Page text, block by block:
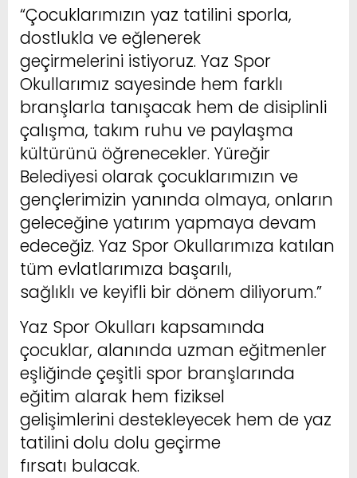
“Çocuklarımızın yaz tatilini sporla,
dostlukla ve eğlenerek
geçirmelerini istiyoruz. Yaz Spor
Okullarımız sayesinde hem farklı
branşlarla tanışacak hem de disiplinli
çalışma, takım ruhu ve paylaşma
kültürünü öğrenecekler. Yüreğir
Belediyesi olarak çocuklarımızın ve
gençlerimizin yanında olmaya, onların
geleceğine yatırım yapmaya devam
edeceğiz. Yaz Spor Okullarımıza katılan
tüm evlatlarımıza başarılı,
sağlıklı ve keyifli bir dönem diliyorum.”
Yaz Spor Okulları kapsamında
çocuklar, alanında uzman eğitmenler
eşliğinde çeşitli spor branşlarında
eğitim alarak hem fiziksel
gelişimlerini destekleyecek hem de yaz
tatilini dolu dolu geçirme
fırsatı bulacak.